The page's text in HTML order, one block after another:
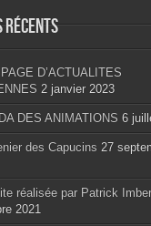
D’ACTUALITES
2 janvier 2023
DES ANIMATIONS 6
des Capucins 27
réalisée par Patrick
2021